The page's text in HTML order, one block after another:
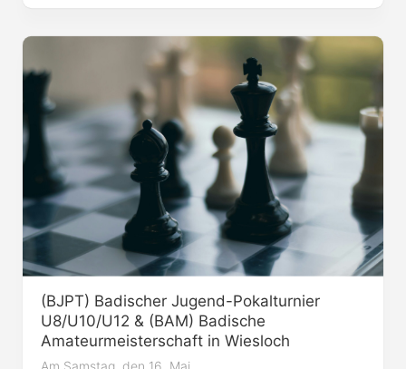
(BJPT) Badischer Jugend-Pokalturnier
U8/U10/U12 & (BAM) Badische
Amateurmeisterschaft in Wiesloch
Am Samstag, den 16. Mai...